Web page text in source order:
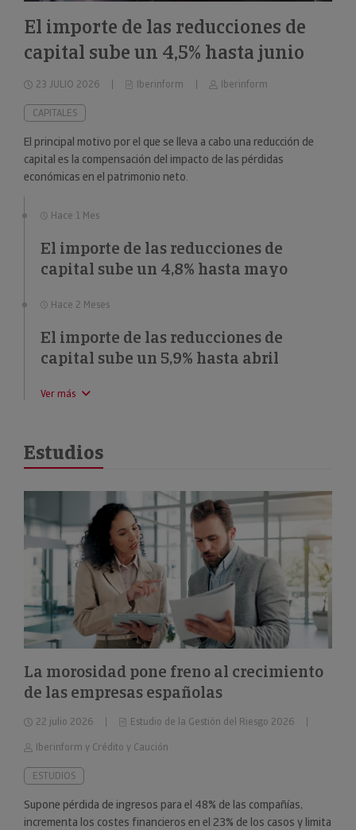
El importe de las reducciones de
capital sube un 4,5% hasta junio
23 JULIO 2026 Iberinform Iberinform
CAPITALES
El principal motivo por el que se lleva a cabo una reducción de
capital es la compensación del impacto de las pérdidas
económicas en el patrimonio neto.
Hace 1 Mes
El importe de las reducciones de
capital sube un 4,8% hasta mayo
Hace 2 Meses
El importe de las reducciones de
capital sube un 5,9% hasta abril
Ver más
Estudios
La morosidad pone freno al crecimiento
de las empresas españolas
22 julio 2026
Estudio de la Gestión del Riesgo 2026
Iberinform y Crédito y Caución
ESTUDIOS
Supone pérdida de ingresos para el 48% de las compañías,
incrementa los costes financieros en el 23% de los casos y limita